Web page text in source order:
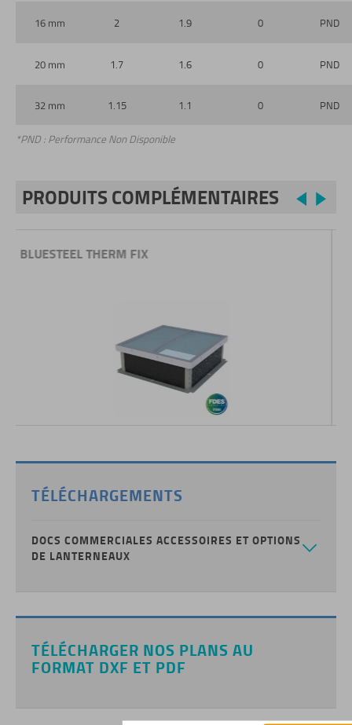
16 mm 2 1.9 0 PND
20 mm 1.7 1.6 0 PND
32 mm 1.15 1.1 0 PND
*PND : Performance Non Disponible
PRODUITS COMPLÉMENTAIRES
BLUESTEEL THERM ÉLEC
BLUESTEEL THERM TREUIL
TÉLÉCHARGEMENTS
DOCS COMMERCIALES ACCESSOIRES ET OPTIONS
DE LANTERNEAUX
TÉLÉCHARGER NOS PLANS AU
FORMAT DXF ET PDF